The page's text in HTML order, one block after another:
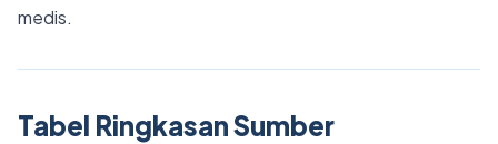
medis.
Tabel Ringkasan Sumber